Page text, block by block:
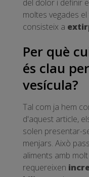
del dolor i definir
moltes vegades
consisteix a
Per què
és clau
vesícula?
Tal com ja hem
d'aquest article,
solen presentar-
menjars. Això
aliments amb
requereixen